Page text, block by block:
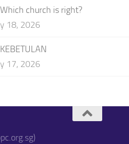
Which church is right?
18, 2026
KEBETULAN
17, 2026